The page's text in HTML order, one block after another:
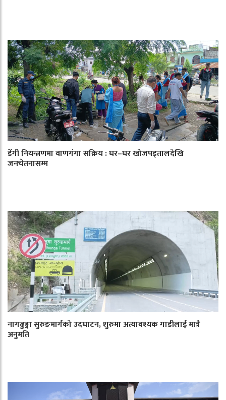
डेंगी नियन्त्रणमा वाणगंगा सक्रिय : घर–घर खोजपड्तालदेखि
जनचेतनासम्म
नागढुङ्गा सुरुङमार्गको उदघाटन, शुरुमा अत्यावश्यक गाडीलाई मात्रै
अनुमति